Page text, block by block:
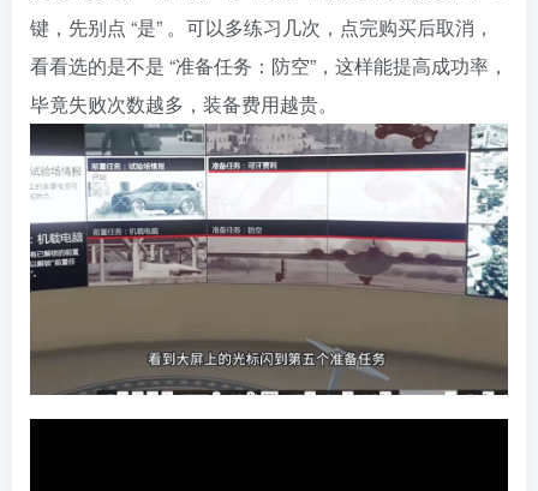
键，先别点 “是” 。可以多练习几次，点完购买后取消，
看看选的是不是 “准备任务：防空”，这样能提高成功率，
毕竟失败次数越多，装备费用越贵。